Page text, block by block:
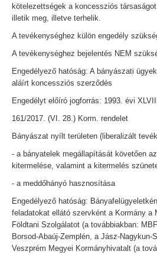
kötelezettségek a koncessziós
illetik meg, illetve terhelik.
A tevékenységhez külön engedély
A tevékenységhez bejelentés NEM
Engedélyező hatóság: A bányászati
aláírt koncessziós szerződés
Engedélyt előíró jogforrás: 1993. évi
161/2017. (VI. 28.) Korm. rendelet
Bányászat nyílt területen (liberalizált
- a bányatelek megállapítását követően
kitermelése, valamint a kitermelés
- a meddőhányó hasznosítása
Engedélyező hatóság:
feladatokat ellátó szervként a Kormány a
Földtani Szolgálatot (a továbbiakban:
Borsod-Abaúj-Zemplén, a Jász-
Veszprém Megyei Kormányhivatalt (a